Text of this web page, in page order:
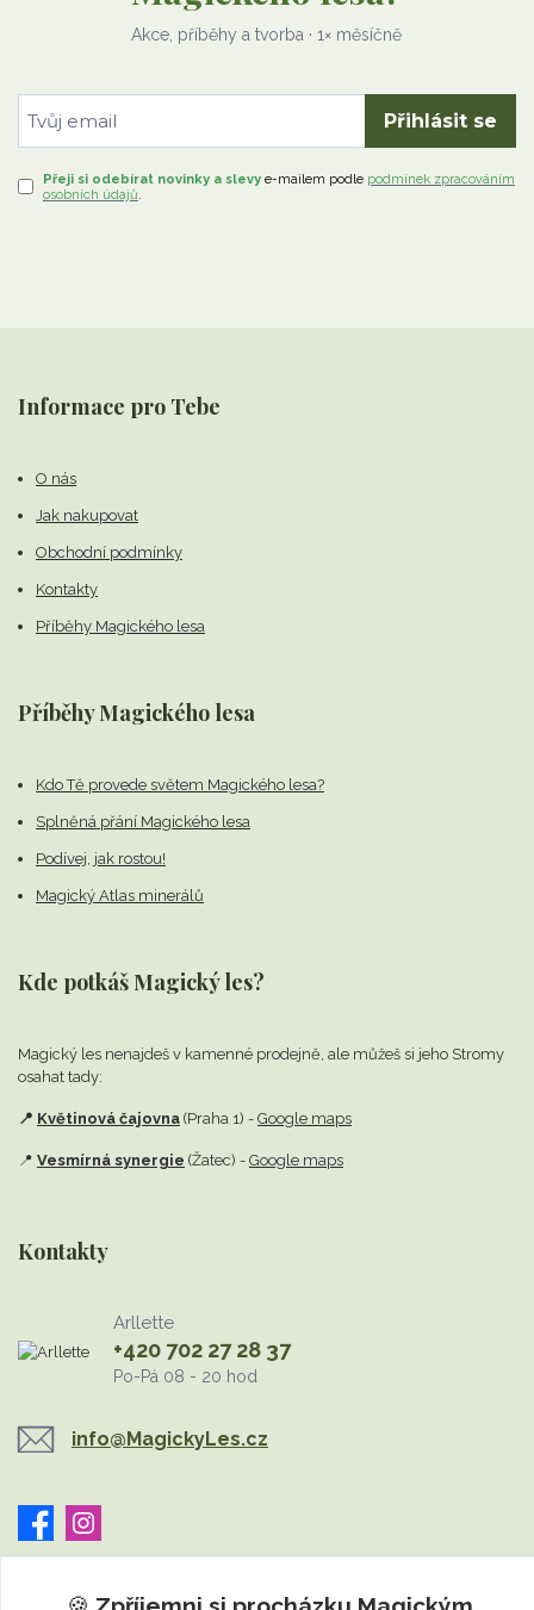
Akce, příběhy a tvorba · 1× měsíčně
Přihlásit se
Přeji si odebírat novinky a slevy e-mailem podle podmínek zpracováním
osobních údajů.
Informace pro Tebe
O nás
Jak nakupovat
Obchodní podmínky
Kontakty
Příběhy Magického lesa
Příběhy Magického lesa
Kdo Tě provede světem Magického lesa?
Splněná přání Magického lesa
Podívej, jak rostou!
Magický Atlas minerálů
Kde potkáš Magický les?
Magický les nenajdeš v kamenné prodejně, ale můžeš si jeho Stromy
osahat tady:
📍 Květinová čajovna (Praha 1) - Google maps
📍 Vesmírná synergie (Žatec) - Google maps
Kontakty
Arllette
+420 702 27 28 37
Po-Pá 08 - 20 hod
info@MagickyLes.cz